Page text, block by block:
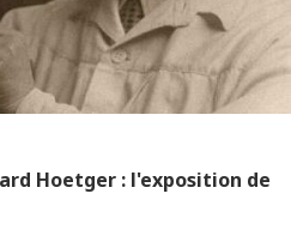
Hoetger : l'exposition de